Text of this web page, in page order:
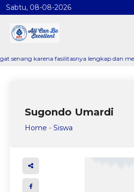
Sabtu, 08-08-2026
karena fasilitasnya lengkap dan
Sugondo Umardi
Home - Siswa